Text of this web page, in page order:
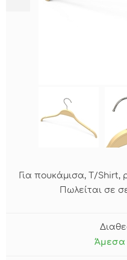
Για πουκάμισα, T/
Πωλείται σε
Άμεσα